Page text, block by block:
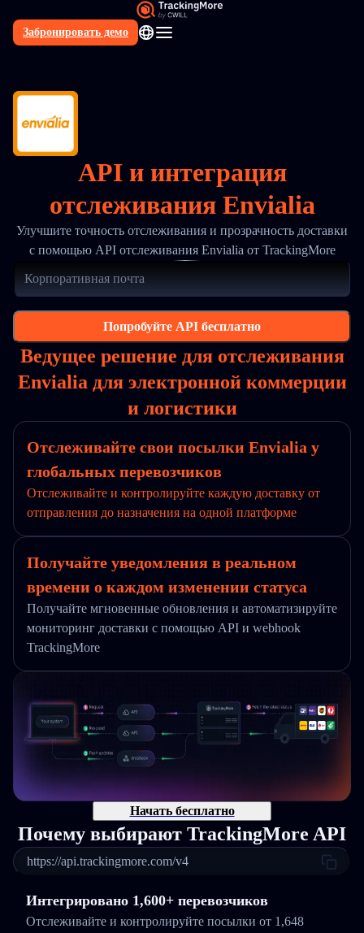
Забронировать демо
RU
API и интеграция
отслеживания Envialia
Улучшите точность отслеживания и прозрачность доставки
с помощью API отслеживания Envialia от TrackingMore
Попробуйте API бесплатно
Ведущее решение для отслеживания
Envialia для электронной коммерции
и логистики
Отслеживайте свои посылки Envialia у
глобальных перевозчиков
Отслеживайте и контролируйте каждую доставку от
отправления до назначения на одной платформе
Получайте уведомления в реальном
времени о каждом изменении статуса
Получайте мгновенные обновления и автоматизируйте
мониторинг доставки с помощью API и webhook
TrackingMore
Начать бесплатно
Почему выбирают TrackingMore API
https://api.trackingmore.com/v4
Интегрировано 1,600+ перевозчиков
Отслеживайте и контролируйте посылки от 1,648